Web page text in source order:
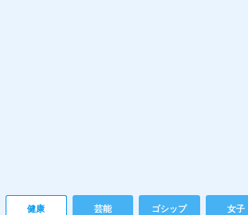
健康 芸能 ゴシップ 女子